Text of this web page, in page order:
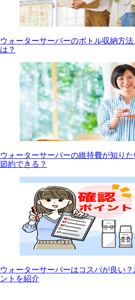
ウォーターサーバーのボトル収納方
は？
ウォーターサーバーの維持費が知り
節約できる？
ウォーターサーバーはコスパが良い
ントを紹介